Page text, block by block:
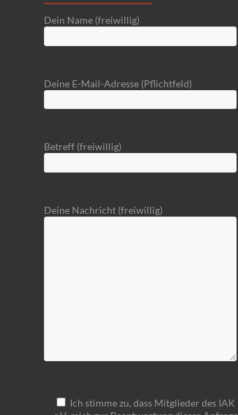
Dein Name (freiwillig)
Deine E-Mail-Adresse (Pflichtfeld)
Betreff (freiwillig)
Deine Nachricht (freiwillig)
Ich stimme zu, dass Mitglieder des IAK